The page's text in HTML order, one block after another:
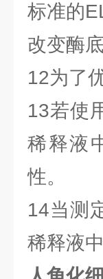
标准的
改变酶
12为了
13若使
稀释液
性。
14当测
稀释液